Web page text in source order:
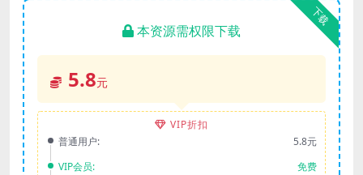
下载
本资源需权限下载
5.8元
VIP折扣
普通用户:
5.8元
VIP会员:
免费